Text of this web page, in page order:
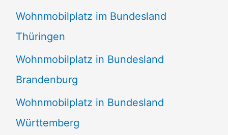
Wohnmobilplatz im Bundesland
Thüringen
Wohnmobilplatz in Bundesland
Brandenburg
Wohnmobilplatz in Bundesland
Württemberg